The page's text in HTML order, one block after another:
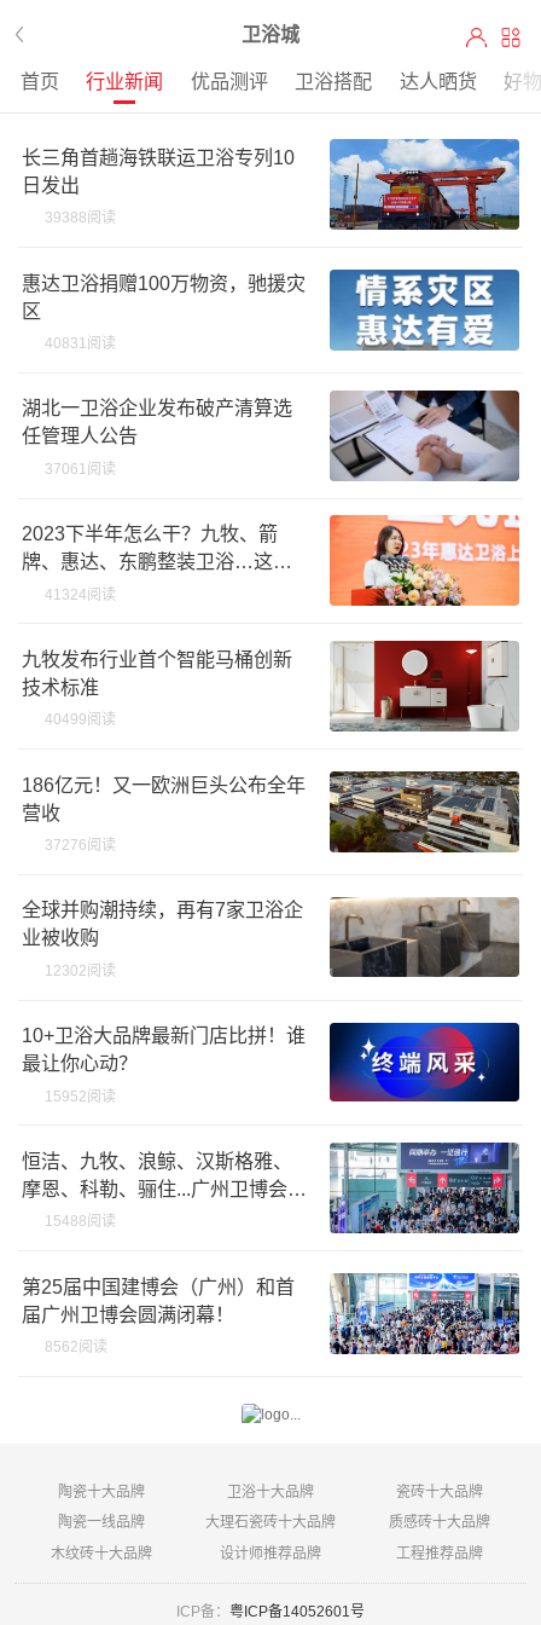
卫浴城
首页 行业新闻 优品测评 卫浴搭配 达人晒货 好
长三角首趟海铁联运卫浴专列10
日发出
39388阅读
惠达卫浴捐赠100万物资，驰援灾
区
40831阅读
湖北一卫浴企业发布破产清算选
任管理人公告
37061阅读
2023下半年怎么干？九牧、箭
牌、惠达、东鹏整装卫浴…这样
41324阅读
九牧发布行业首个智能马桶创新
技术标准
40499阅读
186亿元！又一欧洲巨头公布全年
营收
37276阅读
全球并购潮持续，再有7家卫浴企
业被收购
12302阅读
10+卫浴大品牌最新门店比拼！谁
最让你心动？
15952阅读
恒洁、九牧、浪鲸、汉斯格雅、
摩恩、科勒、骊住...广州卫博会上
最火爆的品牌
15488阅读
第25届中国建博会（广州）和首
届广州卫博会圆满闭幕！
8562阅读
陶瓷十大品牌 卫浴十大品牌
瓷砖十大品牌
陶瓷一线品牌
大理石瓷砖十大品牌
质感砖十大品牌
木纹砖十大品牌
设计师推荐品牌 工程推荐品牌
ICP备： 粤ICP备14052601号